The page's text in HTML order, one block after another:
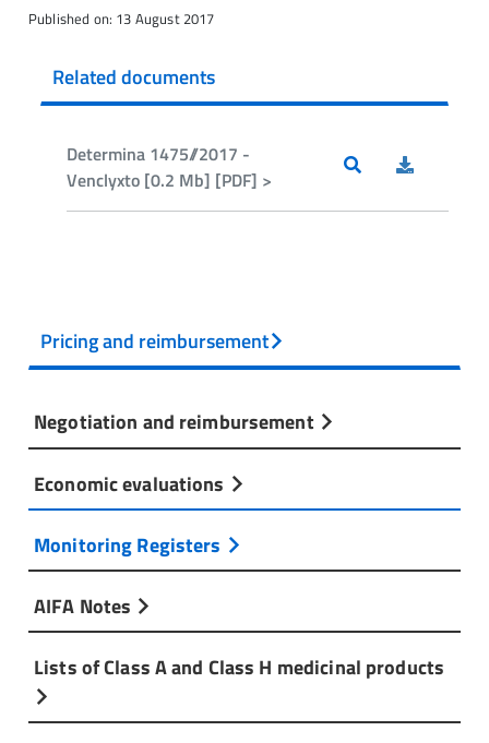
Published on: 13 August 2017
Related documents
Determina 1475//2017 -
Venclyxto [0.2 Mb] [PDF] >
Pricing and reimbursement
Negotiation and reimbursement
Economic evaluations
Monitoring Registers
AIFA Notes
Lists of Class A and Class H medicinal products